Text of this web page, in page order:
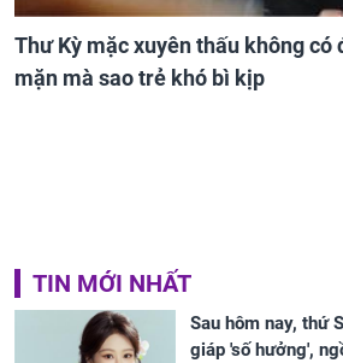
Thư Kỳ mặc xuyên thấu không có
mặn mà sao trẻ khó bì kịp
TIN MỚI NHẤT
Sau hôm nay, thứ
giáp 'số hưởng',